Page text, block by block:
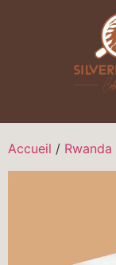
Accueil / Rwanda